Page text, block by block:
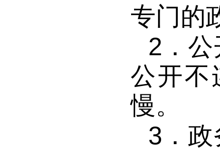
专门的
2． 公
公开不
慢。
3． 政